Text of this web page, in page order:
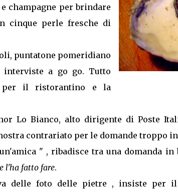
champagne per brindare
cinque perle fresche di
puntatone pomeridiano
interviste a go go. Tutto
per il ristorantino e la
Lo Bianco, alto dirigente di Poste
contrariato per le domande troppo
" , ribadisce tra una domanda in
l'ha fatto fare.
delle foto delle pietre , insiste per